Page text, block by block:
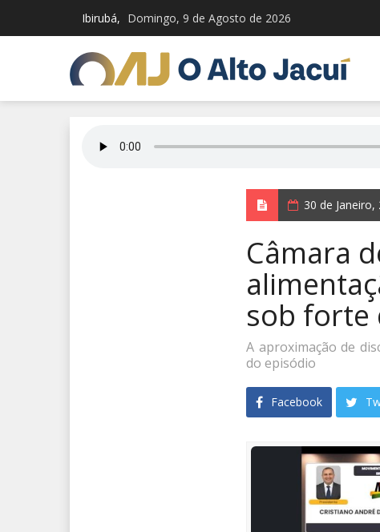
Ibirubá, Domingo, 9 de Agosto de 2026
30 de
Câmara
sob forte
A aproximação de
do episódio
Facebook